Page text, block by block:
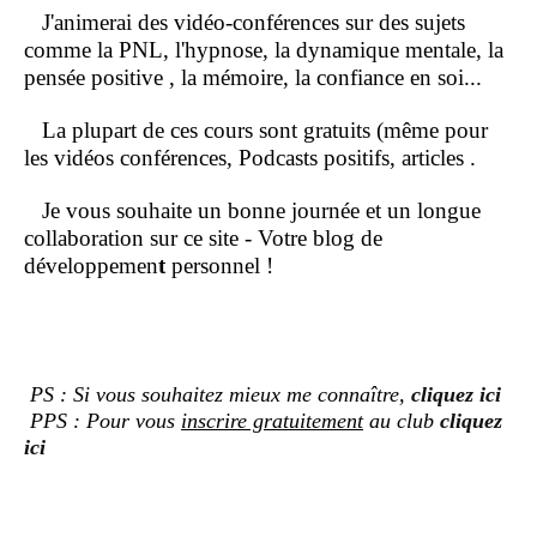
J'animerai des vidéo-conférences sur des sujets
comme la PNL, l'hypnose, la dynamique mentale, la
pensée positive , la mémoire, la confiance en soi...
La plupart de ces cours sont gratuits (même pour
les vidéos conférences, Podcasts positifs, articles .
Je vous souhaite un bonne journée et un longue
collaboration sur ce site - Votre blog de
développementpersonnel !
PS : Si vous souhaitez mieux me connaître, cliquez ici
PPS : Pour vous inscrire gratuitementau club cliquez
ici